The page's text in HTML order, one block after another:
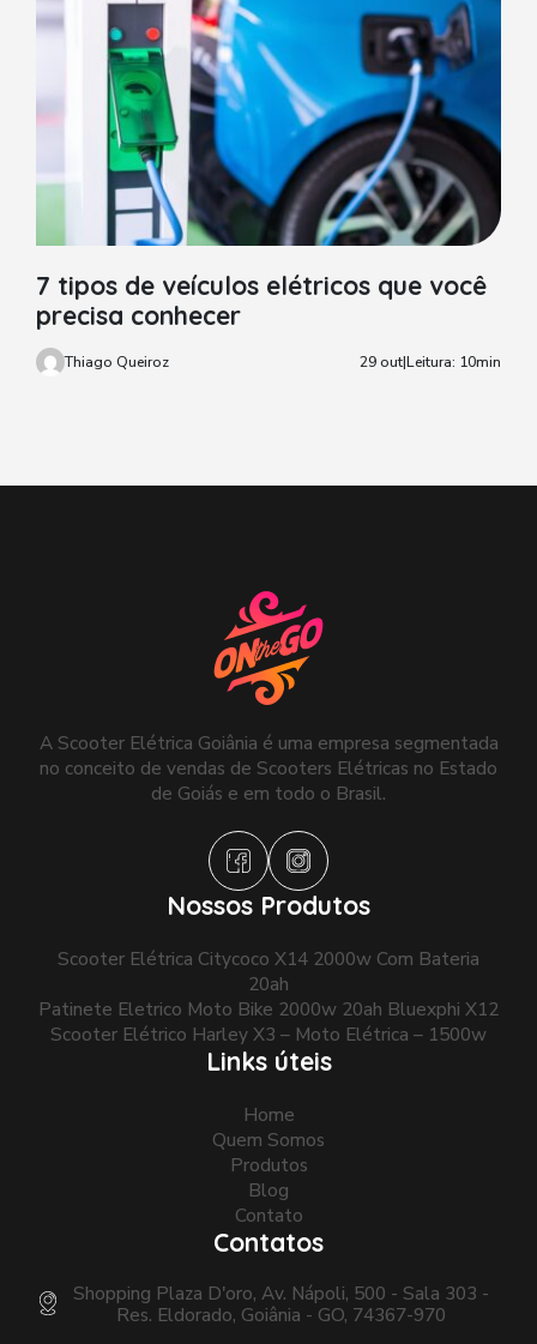
7 tipos de veículos elétricos que você
precisa conhecer
Thiago Queiroz 29 out|Leitura: 10min
A Scooter Elétrica Goiânia é uma empresa segmentada
no conceito de vendas de Scooters Elétricas no Estado
de Goiás e em todo o Brasil.
Nossos Produtos
Scooter Elétrica Citycoco X14 2000w Com Bateria
20ah
Patinete Eletrico Moto Bike 2000w 20ah Bluexphi X12
Scooter Elétrico Harley X3 – Moto Elétrica – 1500w
Links úteis
Home
Quem Somos
Produtos
Blog
Contato
Contatos
Shopping Plaza D'oro, Av. Nápoli, 500 - Sala 303 -
Res. Eldorado, Goiânia - GO, 74367-970